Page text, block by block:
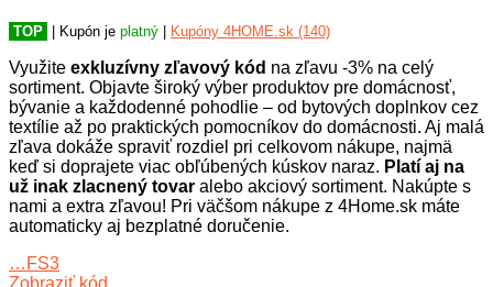
TOP | Kupón je platný Kupóny 4HOME.sk (140)
Využite exkluzívny zľavový kód na zľavu -3% na celý
sortiment. Objavte široký výber produktov pre domácnosť,
bývanie a každodenné pohodlie – od bytových doplnkov cez
textílie až po praktických pomocníkov do domácnosti. Aj malá
zľava dokáže spraviť rozdiel pri celkovom nákupe, najmä
keď si doprajete viac obľúbených kúskov naraz. Platí aj na
už inak zlacnený tovar alebo akciový sortiment. Nakúpte s
nami a extra zľavou! Pri väčšom nákupe z 4Home.sk máte
automaticky aj bezplatné doručenie.
…FS3
Zobraziť kód